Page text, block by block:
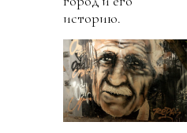
историю.